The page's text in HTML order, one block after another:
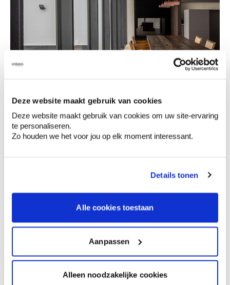
Deze website maakt gebruik van cookies
Deze website maakt gebruik van cookies om uw site-ervaring
te personaliseren.
Zo houden we het voor jou op elk moment interessant.
Details tonen
Alle cookies toestaan
Aanpassen
Alleen noodzakelijke cookies
Modern minimalistisch interieur met houten